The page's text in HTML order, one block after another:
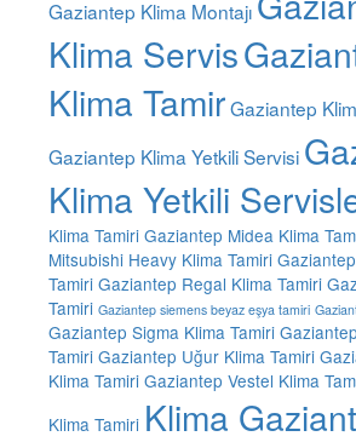
Gaziantep Klima Montajı
Klima Servis
Klima TamirGaziantep
Gaziantep Klima Yetkili Servisi
Klima Yetkili
Klima Tamiri Gaziantep Midea Klima
Mitsubishi Heavy Klima Tamiri
Tamiri Gaziantep Regal Klima Tamiri
Tamiri Gaziantep siemens beyaz eşya tamiri
Gaziantep Sigma Klima Tamiri
Tamiri Gaziantep Uğur Klima Tamiri
Klima Tamiri Gaziantep Vestel Klima
Klima Tamiri Klima